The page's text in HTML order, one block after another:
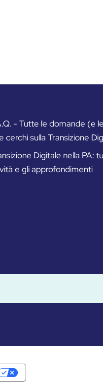
- Tutte le domande (e
cerchi sulla Transizione
Digitale nella PA:
e gli approfondimenti